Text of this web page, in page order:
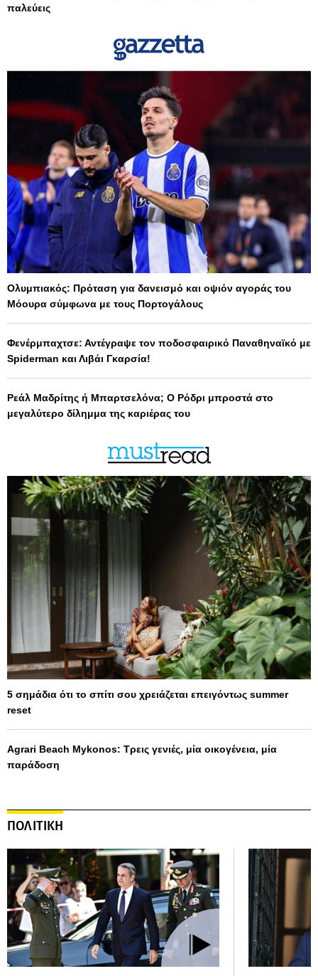
παλεύεις
Ολυμπιακός: Πρόταση για δανεισμό και οψιόν αγοράς του
Μόουρα σύμφωνα με τους Πορτογάλους
Φενέρμπαχτσε: Αντέγραψε τον ποδοσφαιρικό Παναθηναϊκό με
Spiderman και Λιβάι Γκαρσία!
Ρεάλ Μαδρίτης ή Μπαρτσελόνα; Ο Ρόδρι μπροστά στο
μεγαλύτερο δίλημμα της καριέρας του
5 σημάδια ότι το σπίτι σου χρειάζεται επειγόντως summer
reset
Agrari Beach Mykonos: Τρεις γενιές, μία οικογένεια, μία
παράδοση
ΠΟΛΙΤΙΚΗ